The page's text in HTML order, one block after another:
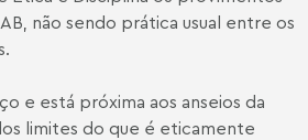
não sendo prática usual entre os
e está próxima aos anseios da
limites do que é eticamente